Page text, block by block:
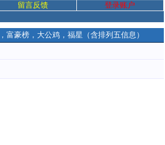
留言反馈
登录账户
富豪榜，大公鸡，福星（含排列五信息）